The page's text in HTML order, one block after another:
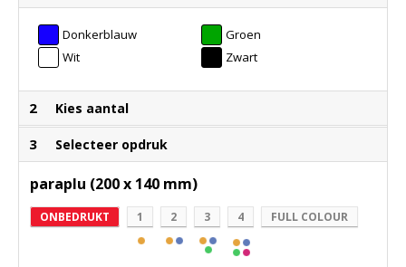
Donkerblauw
Groen
Wit
Zwart
2 Kies aantal
3 Selecteer opdruk
paraplu (200 x 140 mm)
ONBEDRUKT 1 2 3 4 FULL COLOUR